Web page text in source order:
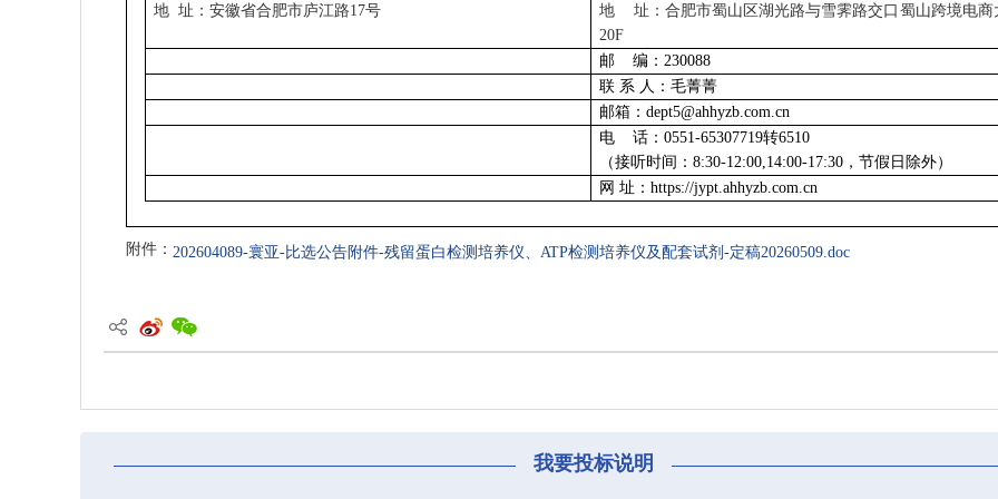
地 址：安徽省合肥市庐江路17号 地 址：合肥市蜀山区湖光路与雪霁路交口蜀山跨境电商
20F
邮 编：230088
联 系 人：毛菁菁
邮箱：dept5@ahhyzb.com.cn
电 话：0551-65307719转6510
（接听时间：8:30-12:00,14:00-17:30，节假日除外）
网 址：https://jypt.ahhyzb.com.cn
附件： 202604089-寰亚-比选公告附件-残留蛋白检测培养仪、ATP检测培养仪及配套试剂-定稿20260509.doc
我要投标说明